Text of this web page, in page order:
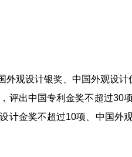
观设计银奖、中国外观设计
出中国专利金奖不超过30
金奖不超过10项、中国外